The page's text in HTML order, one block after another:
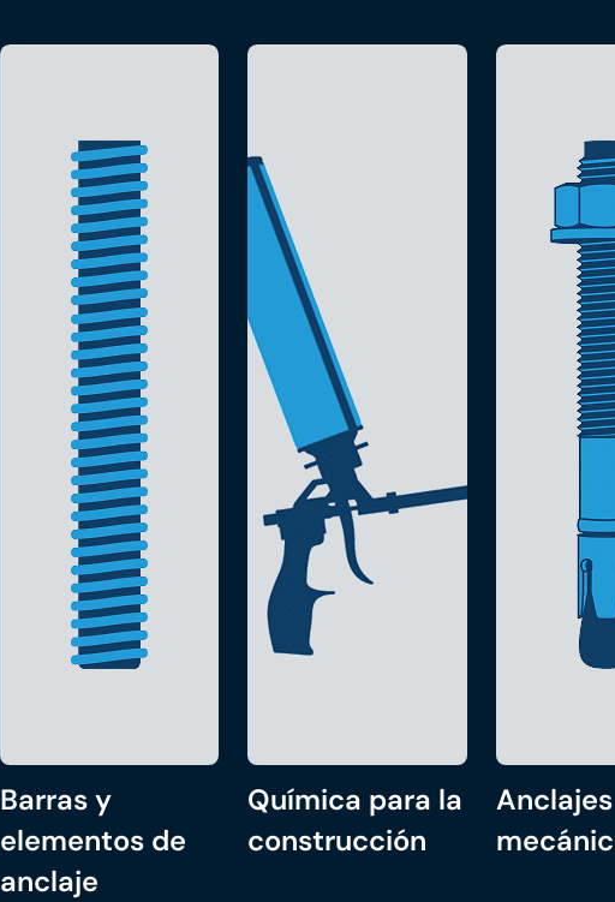
Barras y
elementos de
anclaje
Química para la
construcción
Anclajes